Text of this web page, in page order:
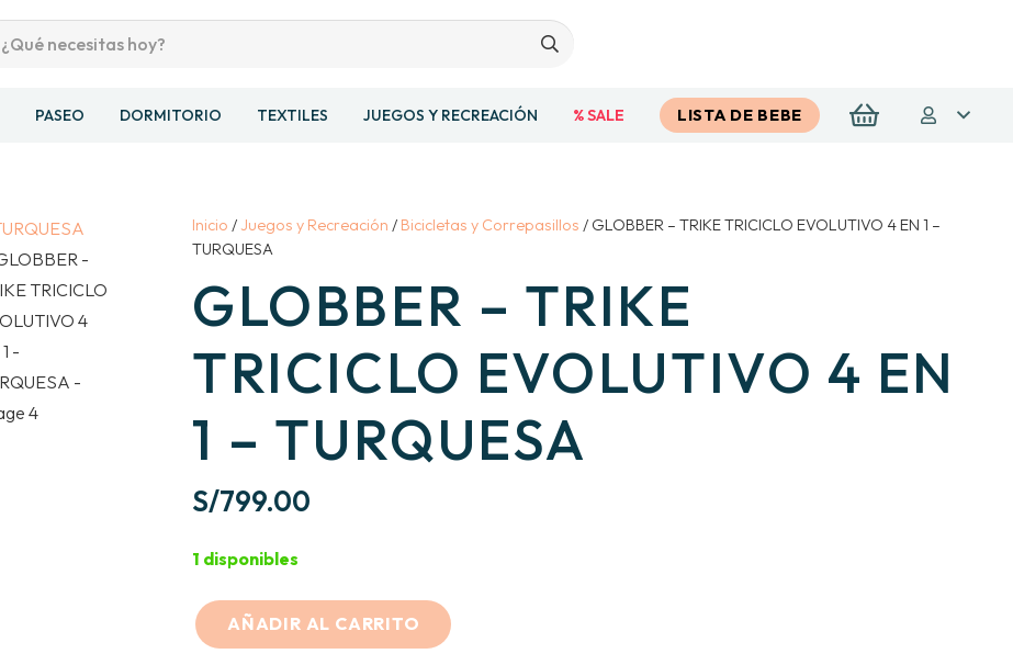
PASEO DORMITORIO TEXTILES JUEGOS Y RECREACIÓN % SALE LISTA DE BEBE
Inicio /Juegos y Recreación / Bicicletas y Correpasillos / GLOBBER – TRIKE TRICICLO EVOLUTIVO 4 EN 1 –
TURQUESA
GLOBBER – TRIKE
TRICICLO EVOLUTIVO 4 EN
1 – TURQUESA
S/799.00
1 disponibles
GLOBBER
AÑADIR AL CARRITO